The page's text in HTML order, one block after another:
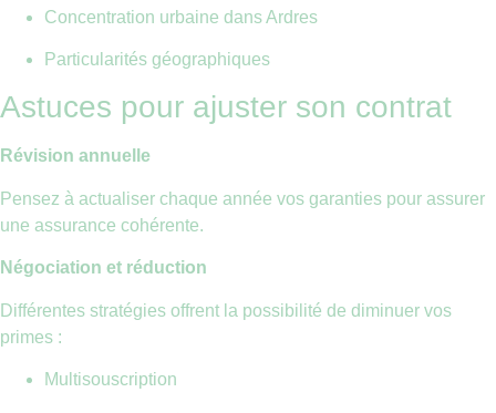
Concentration urbaine dans Ardres
Particularités géographiques
Astuces pour ajuster son contrat
Révision annuelle
Pensez à actualiser chaque année vos garanties pour assurer
une assurance cohérente.
Négociation et réduction
Différentes stratégies offrent la possibilité de diminuer vos
primes :
Multisouscription